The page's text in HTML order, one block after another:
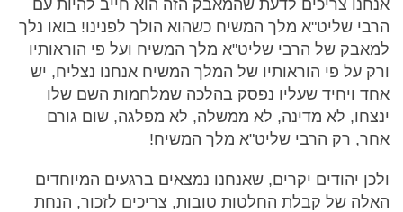
אנחנו צריכים לדעת שהמאבק הזה הוא חייב להיות עם
הרבי שליט"א מלך המשיח כשהוא הולך לפנינו! בואו נלך
למאבק של הרבי שליט"א מלך המשיח ועל פי הוראותיו
ורק על פי הוראותיו של המלך המשיח אנחנו נצליח, יש
אחד ויחיד שעליו נפסק בהלכה שמלחמות השם שלו
ינצחו, לא מדינה, לא ממשלה, לא מפלגה, שום גורם
אחר, רק הרבי שליט"א מלך המשיח!
ולכן יהודים יקרים, שאנחנו נמצאים ברגעים המיוחדים
האלה של קבלת החלטות טובות, צריכים לזכור, הנחת